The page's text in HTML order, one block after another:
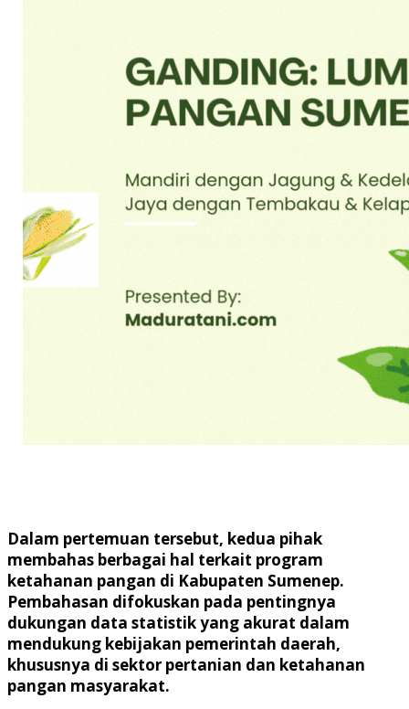
Dalam pertemuan tersebut, kedua pihak
membahas berbagai hal terkait program
ketahanan pangan di Kabupaten Sumenep.
Pembahasan difokuskan pada pentingnya
dukungan data statistik yang akurat dalam
mendukung kebijakan pemerintah daerah,
khususnya di sektor pertanian dan ketahanan
pangan masyarakat.